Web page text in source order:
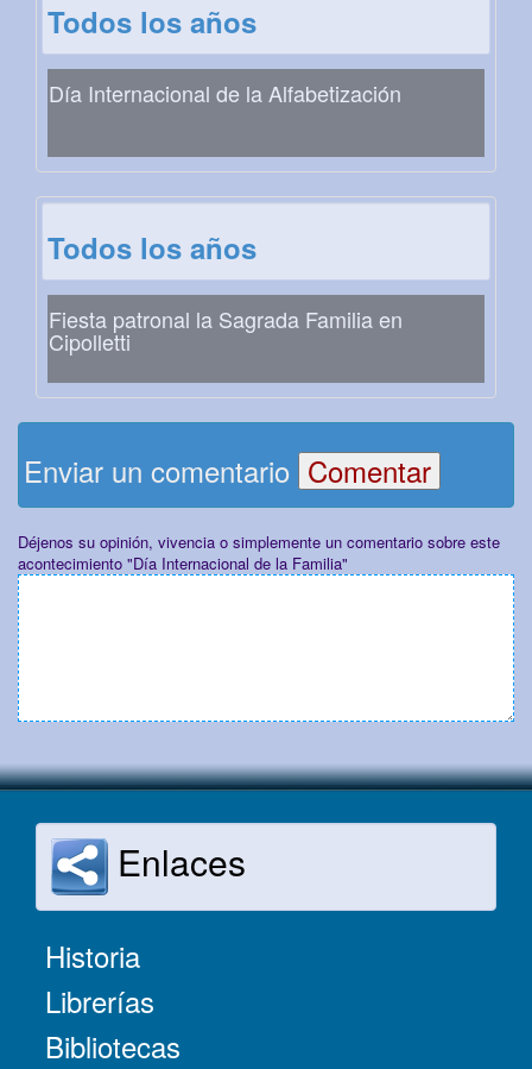
Todos los años
Día Internacional de la Alfabetización
Todos los años
Fiesta patronal la Sagrada Familia en
Cipolletti
Enviar un comentario
Déjenos su opinión, vivencia o simplemente un comentario sobre este
acontecimiento "Día Internacional de la Familia"
Enlaces
Historia
Librerías
Bibliotecas